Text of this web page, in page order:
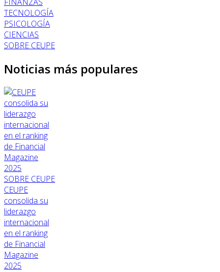
TECNOLOGÍA
PSICOLOGÍA
CIENCIAS
SOBRE CEUPE
Noticias más populares
SOBRE CEUPE
CEUPE
consolida su
liderazgo
internacional
en el ranking
de Financial
Magazine
2025